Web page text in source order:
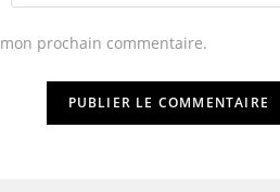
prochain commentaire.